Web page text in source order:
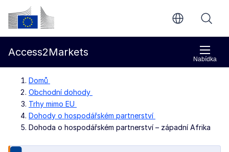
Přejít na hlavní obsah
Evropská komise
Nabídka
Access2Markets
Domů
Obchodní dohody
Trhy mimo EU
Dohody o hospodářském partnerství
Dohoda o hospodářském partnerství – západní Afrika